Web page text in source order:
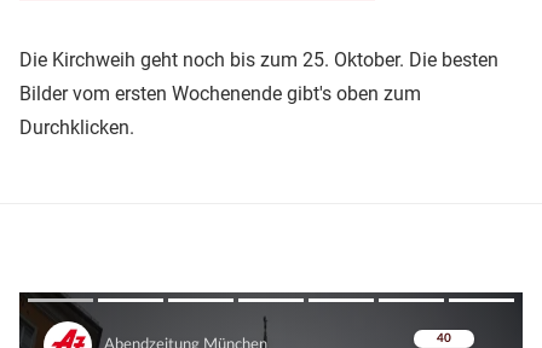
Die Kirchweih geht noch bis zum 25. Oktober. Die besten
Bilder vom ersten Wochenende gibt's oben zum
Durchklicken.